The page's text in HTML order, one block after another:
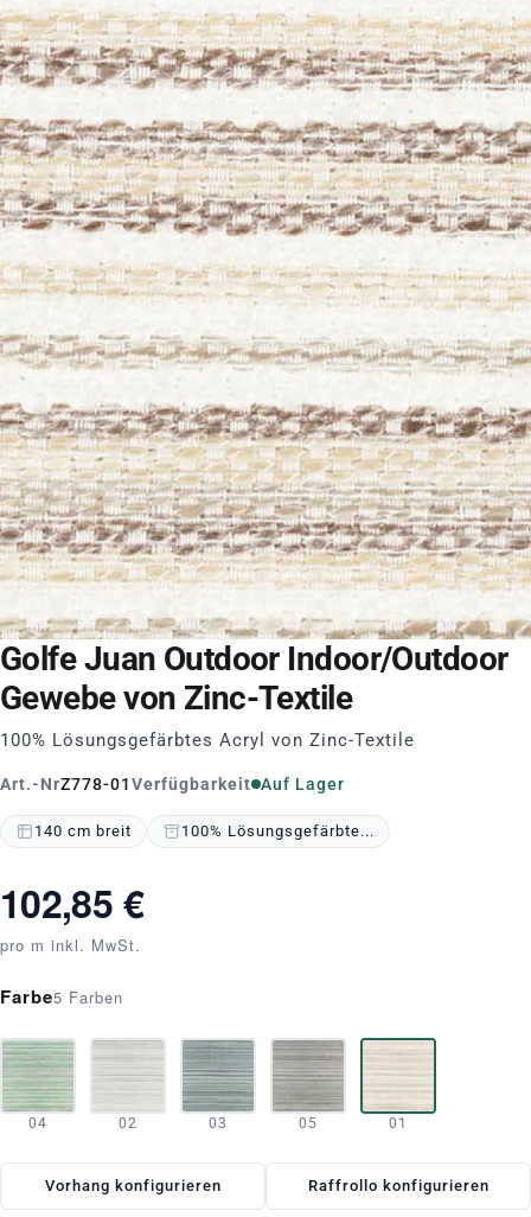
Golfe Juan Outdoor Indoor/Outdoor
Gewebe von Zinc-Textile
100% Lösungsgefärbtes Acryl von Zinc-Textile
Art.-NrZ778-01Verfügbarkeit Auf Lager
140 cm breit 100% Lösungsgefärbte...
102,85 €
pro m inkl. MwSt.
Farbe5 Farben
04 02 03 05 01
Vorhang konfigurieren Raffrollo konfigurieren